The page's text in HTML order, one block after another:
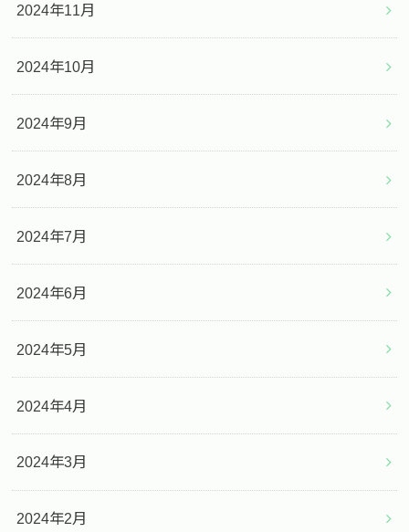
2024年11月
2024年10月
2024年9月
2024年8月
2024年7月
2024年6月
2024年5月
2024年4月
2024年3月
2024年2月